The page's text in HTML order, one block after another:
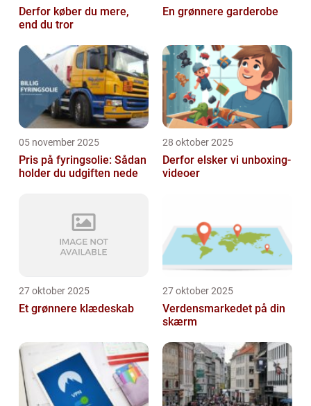
Derfor køber du mere,
end du tror
En grønnere garderobe
05 november 2025
Pris på fyringsolie: Sådan
holder du udgiften nede
28 oktober 2025
Derfor elsker vi unboxing-
videoer
27 oktober 2025
Et grønnere klædeskab
27 oktober 2025
Verdensmarkedet på din
skærm